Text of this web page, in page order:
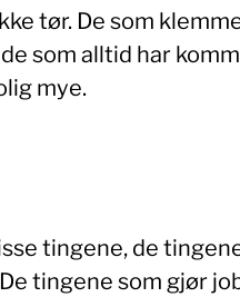
tør. De som
som alltid har
mye.
tingene, de
tingene som gjør